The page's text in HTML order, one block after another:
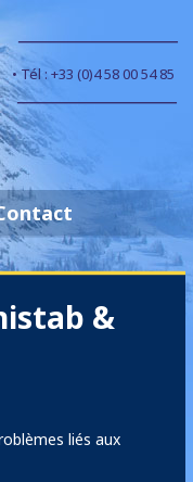
• Tél : +33 (0)4 58 00 54 85
&
liés aux